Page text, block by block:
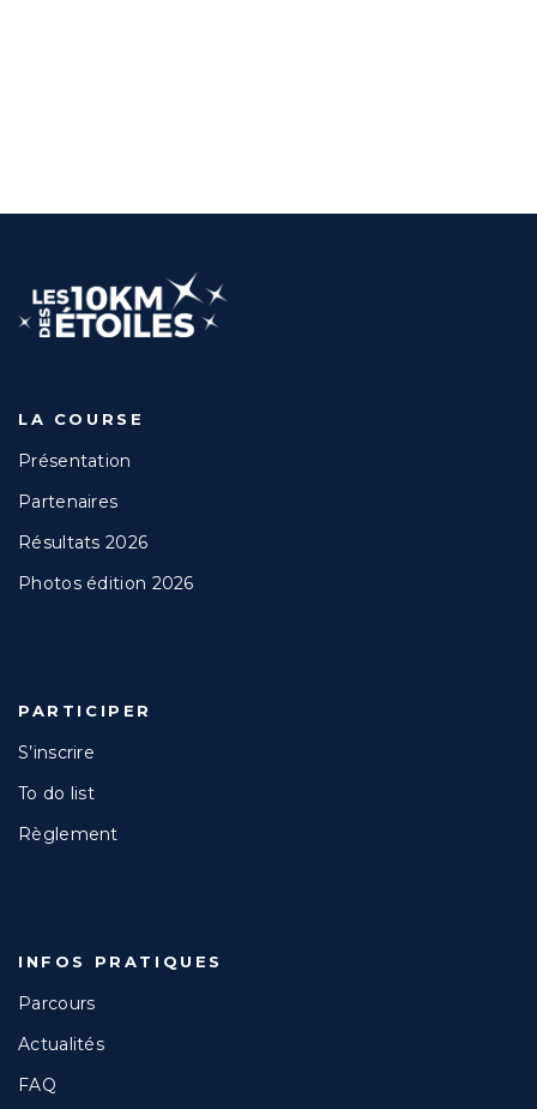
LA COURSE
Présentation
Partenaires
Résultats 2026
Photos édition 2026
PARTICIPER
S’inscrire
To do list
Règlement
INFOS PRATIQUES
Parcours
Actualités
FAQ